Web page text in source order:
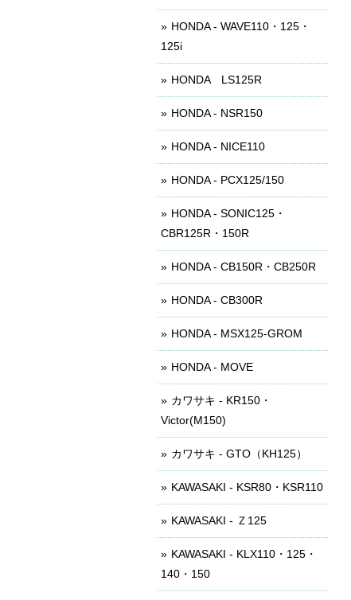
HONDA - WAVE110・125・
125i
HONDA LS125R
HONDA - NSR150
HONDA - NICE110
HONDA - PCX125/150
HONDA - SONIC125・
CBR125R・150R
HONDA - CB150R・CB250R
HONDA - CB300R
HONDA - MSX125-GROM
HONDA - MOVE
カワサキ - KR150・
Victor(M150)
カワサキ - GTO（KH125）
KAWASAKI - KSR80・KSR110
KAWASAKI - Ｚ125
KAWASAKI - KLX110・125・
140・150